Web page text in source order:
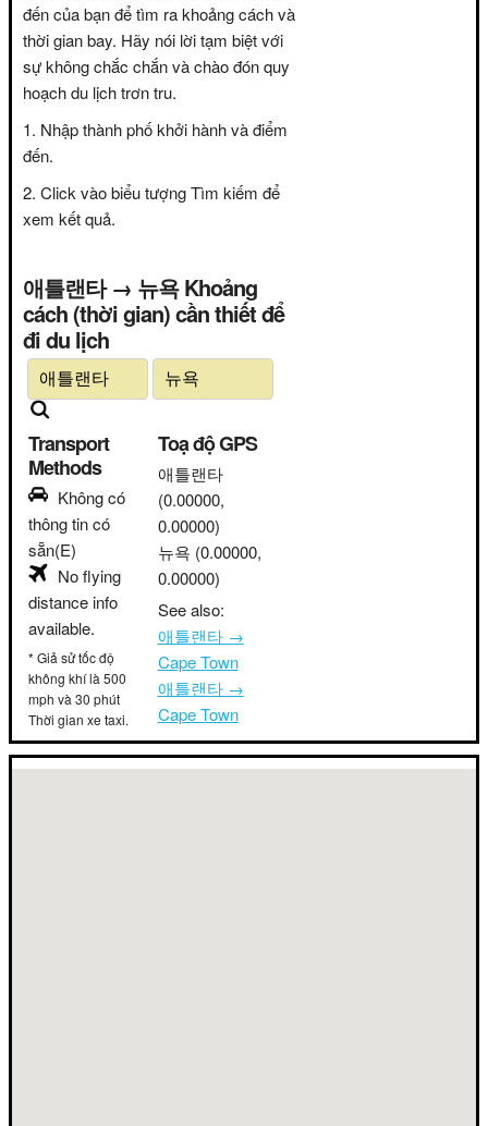
đến của bạn để tìm ra khoảng cách và
thời gian bay. Hãy nói lời tạm biệt với
sự không chắc chắn và chào đón quy
hoạch du lịch trơn tru.
Nhập thành phố khởi hành và điểm
đến.
Click vào biểu tượng Tìm kiếm để
xem kết quả.
애틀랜타 → 뉴욕 Khoảng
cách (thời gian) cần thiết để
đi du lịch
Transport
Methods
Không có
thông tin có
sẵn(E)
No flying
distance info
available.
* Giả sử tốc độ
không khí là 500
mph và 30 phút
Thời gian xe taxi.
Toạ độ GPS
애틀랜타
(0.00000,
0.00000)
뉴욕 (0.00000,
0.00000)
See also:
애틀랜타 →
Cape Town
애틀랜타 →
Cape Town